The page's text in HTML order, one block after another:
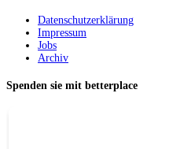
Datenschutzerklärung
Impressum
Jobs
Archiv
Spenden sie mit betterplace